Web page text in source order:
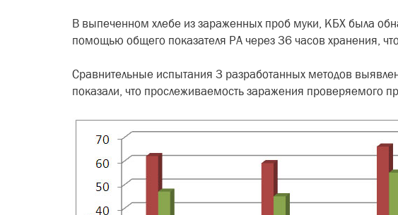
В выпеченном хлебе из зараженных проб муки, КБХ была
помощью общего показателя РА через 36 часов хранения,
Сравнительные испытания 3 разработанных методов
показали, что прослеживаемость заражения проверяемого